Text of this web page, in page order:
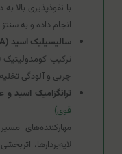
با نفوذپذیری بالا
انجام داده و به
سالیسیلیک اسید (BHA):
ترکیب
چربی و آلودگی
ترانگزامیک اسید
قوی)
مهارکننده‌های
لایه‌بردارها،